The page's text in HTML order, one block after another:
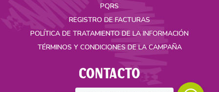
PQRS
REGISTRO DE FACTURAS
POLÍTICA DE TRATAMIENTO DE LA INFORMACIÓN
TÉRMINOS Y CONDICIONES DE LA CAMPAÑA
CONTACTO